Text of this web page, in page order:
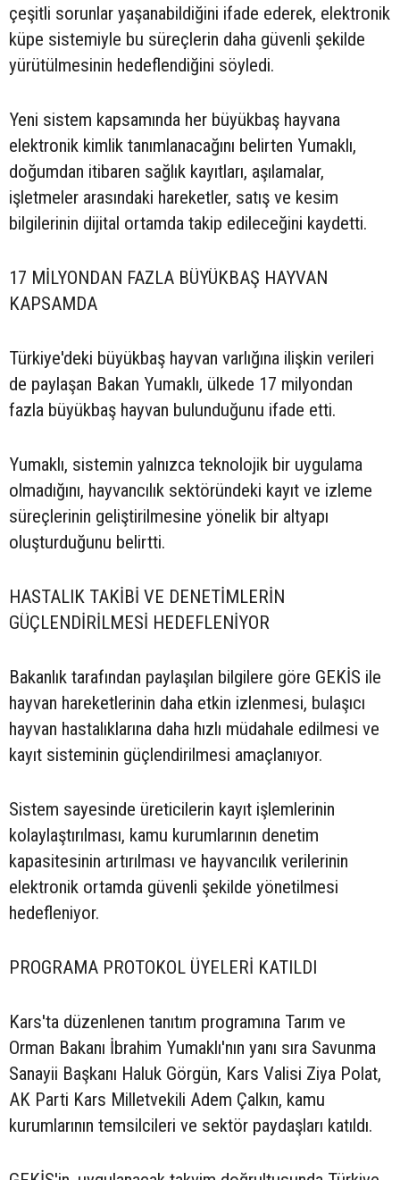
çeşitli sorunlar yaşanabildiğini ifade ederek, elektronik
küpe sistemiyle bu süreçlerin daha güvenli şekilde
yürütülmesinin hedeflendiğini söyledi.
Yeni sistem kapsamında her büyükbaş hayvana
elektronik kimlik tanımlanacağını belirten Yumaklı,
doğumdan itibaren sağlık kayıtları, aşılamalar,
işletmeler arasındaki hareketler, satış ve kesim
bilgilerinin dijital ortamda takip edileceğini kaydetti.
17 MİLYONDAN FAZLA BÜYÜKBAŞ HAYVAN
KAPSAMDA
Türkiye'deki büyükbaş hayvan varlığına ilişkin verileri
de paylaşan Bakan Yumaklı, ülkede 17 milyondan
fazla büyükbaş hayvan bulunduğunu ifade etti.
Yumaklı, sistemin yalnızca teknolojik bir uygulama
olmadığını, hayvancılık sektöründeki kayıt ve izleme
süreçlerinin geliştirilmesine yönelik bir altyapı
oluşturduğunu belirtti.
HASTALIK TAKİBİ VE DENETİMLERİN
GÜÇLENDİRİLMESİ HEDEFLENİYOR
Bakanlık tarafından paylaşılan bilgilere göre GEKİS ile
hayvan hareketlerinin daha etkin izlenmesi, bulaşıcı
hayvan hastalıklarına daha hızlı müdahale edilmesi ve
kayıt sisteminin güçlendirilmesi amaçlanıyor.
Sistem sayesinde üreticilerin kayıt işlemlerinin
kolaylaştırılması, kamu kurumlarının denetim
kapasitesinin artırılması ve hayvancılık verilerinin
elektronik ortamda güvenli şekilde yönetilmesi
hedefleniyor.
PROGRAMA PROTOKOL ÜYELERİ KATILDI
Kars'ta düzenlenen tanıtım programına Tarım ve
Orman Bakanı İbrahim Yumaklı'nın yanı sıra Savunma
Sanayii Başkanı Haluk Görgün, Kars Valisi Ziya Polat,
AK Parti Kars Milletvekili Adem Çalkın, kamu
kurumlarının temsilcileri ve sektör paydaşları katıldı.